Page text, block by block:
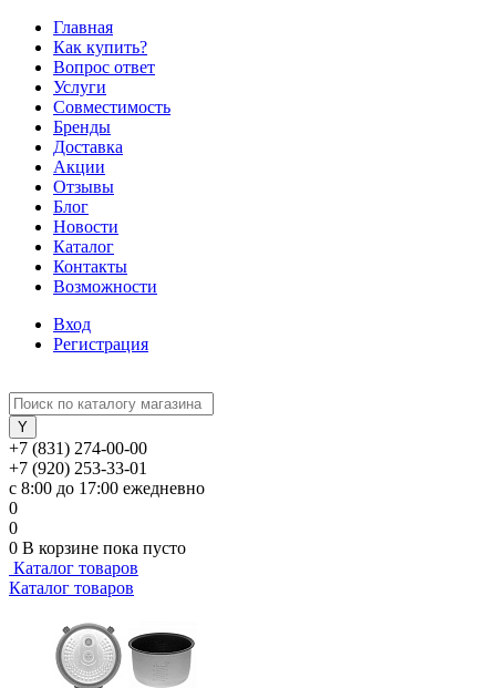
Главная
Как купить?
Вопрос ответ
Услуги
Совместимость
Бренды
Доставка
Акции
Отзывы
Блог
Новости
Каталог
Контакты
Возможности
Вход
Регистрация
+7 (831) 274-00-00
+7 (920) 253-33-01
с 8:00 до 17:00 ежедневно
0
0
0 В корзине пока пусто
Каталог товаров
Каталог товаров